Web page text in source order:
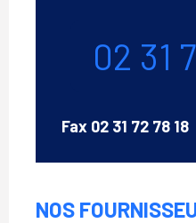
02 31
Fax 02 31 72 78 18
NOS